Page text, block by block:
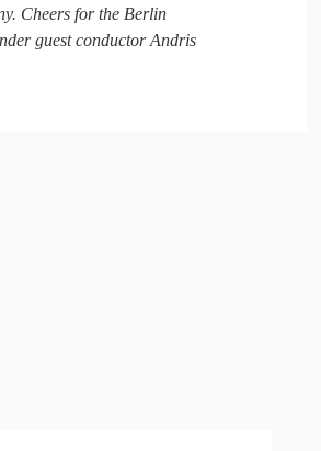
Cheers for the Berlin
guest conductor Andris